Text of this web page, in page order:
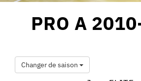
PRO A
Changer de saison